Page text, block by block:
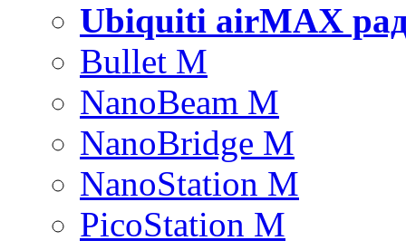
Ubiquiti airMAX
Bullet M
NanoBeam M
NanoBridge M
NanoStation M
PicoStation M